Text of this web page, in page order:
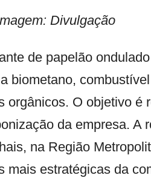
Divulgação
de papelão
biometano,
orgânicos. O objetivo é
da empresa. A
na Região
mais estratégicas da